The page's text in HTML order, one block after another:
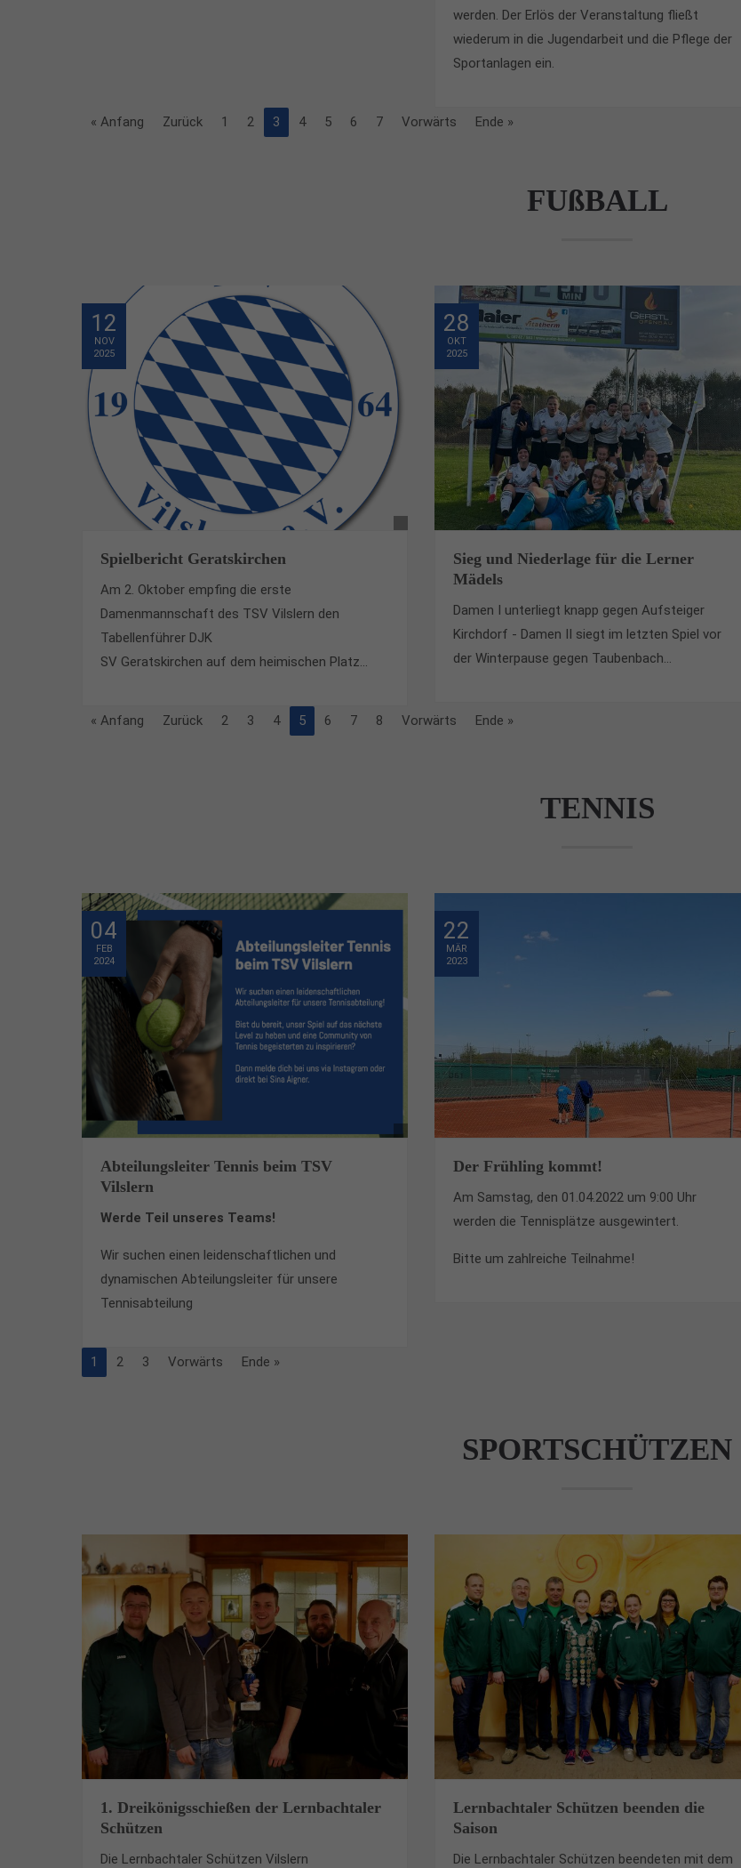
werden. Der Erlös der Veranstaltung fließt
wiederum in die Jugendarbeit und die Pflege der
Sportanlagen ein.
« Anfang Zurück 1 2 3 4 5 6 7 Vorwärts Ende »
FUßBALL
12
NOV
2025
Spielbericht Geratskirchen
Am 2. Oktober empfing die erste
Damenmannschaft des TSV Vilslern den
Tabellenführer DJK
SV Geratskirchen auf dem heimischen Platz...
28
OKT
2025
Sieg und Niederlage für die Lerner
Mädels
Damen I unterliegt knapp gegen Aufsteiger
Kirchdorf - Damen II siegt im letzten Spiel vor
der Winterpause gegen Taubenbach...
« Anfang Zurück 2 3 4 5 6 7 8 Vorwärts Ende »
TENNIS
04
FEB
2024
Abteilungsleiter Tennis beim TSV
Vilslern
Werde Teil unseres Teams!
Wir suchen einen leidenschaftlichen und
dynamischen Abteilungsleiter für unsere
Tennisabteilung
22
MÄR
2023
Der Frühling kommt!
Am Samstag, den 01.04.2022 um 9:00 Uhr
werden die Tennisplätze ausgewintert.
Bitte um zahlreiche Teilnahme!
1 2 3 Vorwärts Ende »
SPORTSCHÜTZEN
1. Dreikönigsschießen der Lernbachtaler
Schützen
Die Lernbachtaler Schützen Vilslern
Lernbachtaler Schützen beenden die
Saison
Die Lernbachtaler Schützen beendeten mit dem